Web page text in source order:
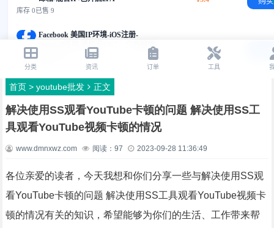
首页> youtube批发 正文
解决使用SS观看YouTube卡顿的问题 解决使用SS工
具观看YouTube视频卡顿的情况
www.dmnxwz.com 阅读： 97 2023-09-28 11:36:49
各位亲爱的读者，今天我想和你们分享一些与解决使用SS观
看YouTube卡顿的问题 解决使用SS工具观看YouTube视频卡
顿的情况有关的知识，希望能够为你们的生活、工作带来帮